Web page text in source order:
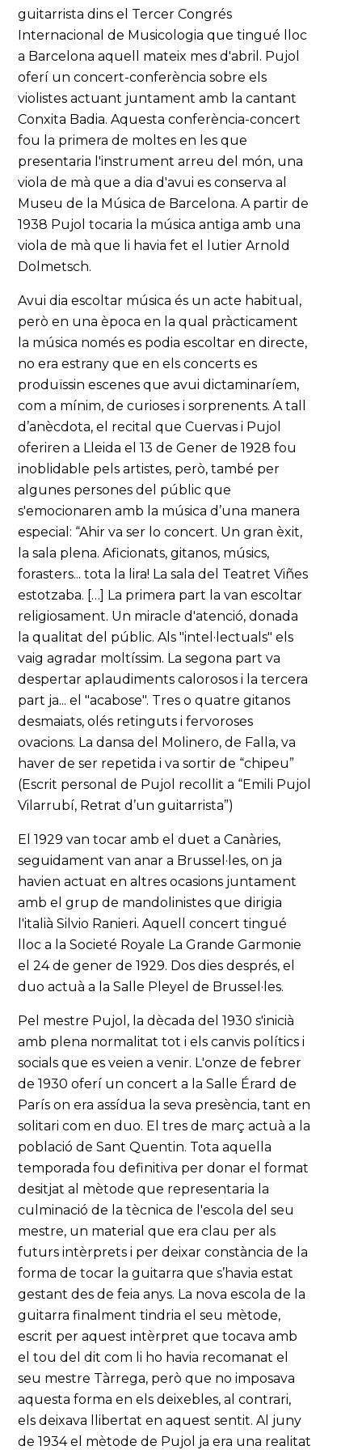
guitarrista dins el Tercer Congrés
Internacional de Musicologia que tingué lloc
a Barcelona aquell mateix mes d'abril. Pujol
oferí un concert-conferència sobre els
violistes actuant juntament amb la cantant
Conxita Badia. Aquesta conferència-concert
fou la primera de moltes en les que
presentaria l'instrument arreu del món, una
viola de mà que a dia d'avui es conserva al
Museu de la Música de Barcelona. A partir de
1938 Pujol tocaria la música antiga amb una
viola de mà que li havia fet el lutier Arnold
Dolmetsch.
Avui dia escoltar música és un acte habitual,
però en una època en la qual pràcticament
la música només es podia escoltar en directe,
no era estrany que en els concerts es
produïssin escenes que avui dictaminaríem,
com a mínim, de curioses i sorprenents. A tall
d’anècdota, el recital que Cuervas i Pujol
oferiren a Lleida el 13 de Gener de 1928 fou
inoblidable pels artistes, però, també per
algunes persones del públic que
s'emocionaren amb la música d’una manera
especial: “Ahir va ser lo concert. Un gran èxit,
la sala plena. Aficionats, gitanos, músics,
forasters... tota la lira! La sala del Teatret Viñes
estotzaba. […] La primera part la van escoltar
religiosament. Un miracle d'atenció, donada
la qualitat del públic. Als "intel·lectuals" els
vaig agradar moltíssim. La segona part va
despertar aplaudiments calorosos i la tercera
part ja... el "acabose". Tres o quatre gitanos
desmaiats, olés retinguts i fervoroses
ovacions. La dansa del Molinero, de Falla, va
haver de ser repetida i va sortir de “chipeu”
(Escrit personal de Pujol recollit a “Emili Pujol
Vilarrubí, Retrat d’un guitarrista”)
El 1929 van tocar amb el duet a Canàries,
seguidament van anar a Brussel·les, on ja
havien actuat en altres ocasions juntament
amb el grup de mandolinistes que dirigia
l'italià Silvio Ranieri. Aquell concert tingué
lloc a la Societé Royale La Grande Garmonie
el 24 de gener de 1929. Dos dies després, el
duo actuà a la Salle Pleyel de Brussel·les.
Pel mestre Pujol, la dècada del 1930 s'inicià
amb plena normalitat tot i els canvis polítics i
socials que es veien a venir. L'onze de febrer
de 1930 oferí un concert a la Salle Érard de
París on era assídua la seva presència, tant en
solitari com en duo. El tres de març actuà a la
població de Sant Quentin. Tota aquella
temporada fou definitiva per donar el format
desitjat al mètode que representaria la
culminació de la tècnica de l'escola del seu
mestre, un material que era clau per als
futurs intèrprets i per deixar constància de la
forma de tocar la guitarra que s’havia estat
gestant des de feia anys. La nova escola de la
guitarra finalment tindria el seu mètode,
escrit per aquest intèrpret que tocava amb
el tou del dit com li ho havia recomanat el
seu mestre Tàrrega, però que no imposava
aquesta forma en els deixebles, al contrari,
els deixava llibertat en aquest sentit. Al juny
de 1934 el mètode de Pujol ja era una realitat